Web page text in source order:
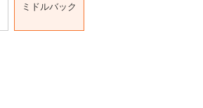
ミドルバック